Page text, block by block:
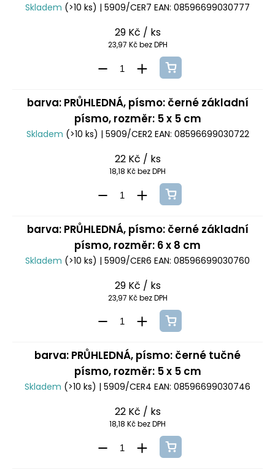
Skladem (>10 ks) | 5909/CER7 EAN: 08596699030777
29 Kč / ks
23,97 Kč bez DPH
barva: PRŮHLEDNÁ, písmo: černé základní
písmo, rozměr: 5 x 5 cm
Skladem (>10 ks) | 5909/CER2 EAN: 08596699030722
22 Kč / ks
18,18 Kč bez DPH
barva: PRŮHLEDNÁ, písmo: černé základní
písmo, rozměr: 6 x 8 cm
Skladem (>10 ks) | 5909/CER6 EAN: 08596699030760
29 Kč / ks
23,97 Kč bez DPH
barva: PRŮHLEDNÁ, písmo: černé tučné
písmo, rozměr: 5 x 5 cm
Skladem (>10 ks) | 5909/CER4 EAN: 08596699030746
22 Kč / ks
18,18 Kč bez DPH